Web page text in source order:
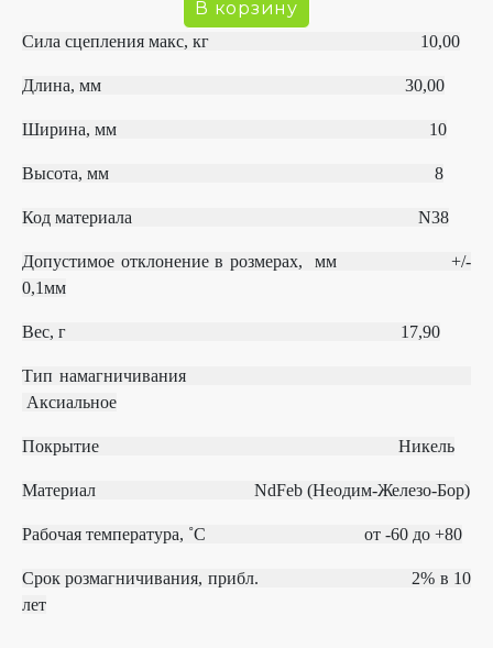
Сила сцепления макс, кг 10,00
Длина, мм 30,00
Ширина, мм 10
Высота, мм 8
Код материала N38
Допустимое отклонение в розмерах, мм
+/‐
0,1мм
Вес, г 17,90
Тип намагничивания
Аксиальное
Покрытие Никель
Материал NdFeb (Неодим-Железо-Бор)
Рабочая температура, ˚С от ‐60 до +80
Срок розмагничивания, прибл.
2% в 10
лет